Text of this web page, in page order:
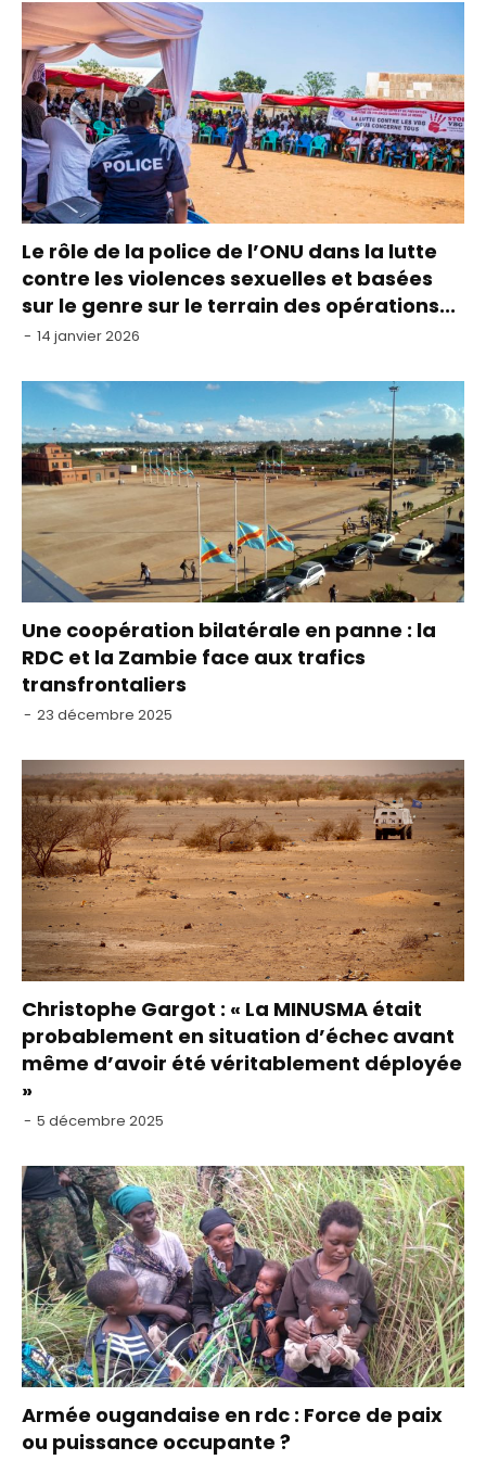
Le rôle de la police de l’ONU dans la lutte
contre les violences sexuelles et basées
sur le genre sur le terrain des opérations...
- 14 janvier 2026
Une coopération bilatérale en panne : la
RDC et la Zambie face aux trafics
transfrontaliers
- 23 décembre 2025
Christophe Gargot : « La MINUSMA était
probablement en situation d’échec avant
même d’avoir été véritablement déployée
»
- 5 décembre 2025
Armée ougandaise en rdc : Force de paix
ou puissance occupante ?